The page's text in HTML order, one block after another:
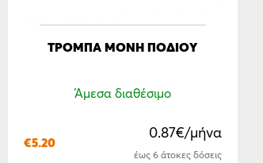
TΡΌΜΠΑ ΜΟΝΉ ΠΟΔΙΟΎ
Άμεσα διαθέσιμο
€5.20
0.87€/μήνα
έως 6 άτοκες δόσεις